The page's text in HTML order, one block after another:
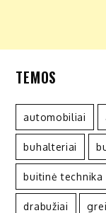
TEMOS
automobiliai
buhalteriai
buitinė technika
drabužiai